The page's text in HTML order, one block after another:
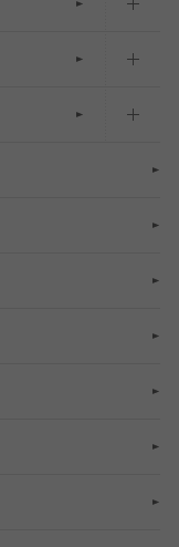
タイツ）